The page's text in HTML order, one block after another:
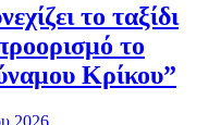
το ταξίδι
το
Κρίκου”
2026